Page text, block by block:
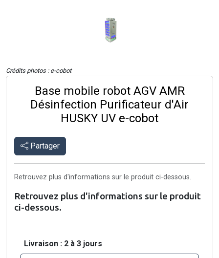
Crédits photos : e-cobot
Base mobile robot AGV AMR
Désinfection Purificateur d'Air
HUSKY UV e-cobot
Partager
Retrouvez plus d'informations sur le produit ci-dessous.
Retrouvez plus d'informations sur le produit
ci-dessous.
Livraison : 2 à 3 jours